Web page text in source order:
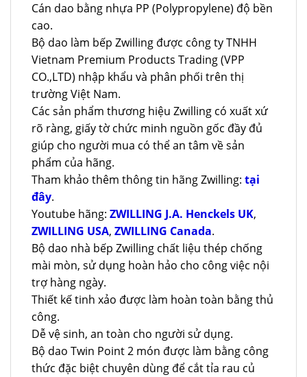
Cán dao bằng nhựa PP (Polypropylene) độ bền
cao.
Bộ dao làm bếp Zwilling được công ty TNHH
Vietnam Premium Products Trading (VPP
CO.,LTD) nhập khẩu và phân phối trên thị
trường Việt Nam.
Các sản phẩm thương hiệu Zwilling có xuất xứ
rõ ràng, giấy tờ chức minh nguồn gốc đầy đủ
giúp cho người mua có thể an tâm về sản
phẩm của hãng.
Tham khảo thêm thông tin hãng Zwilling: tại
đây.
Youtube hãng: ZWILLING J.A. Henckels UK,
ZWILLING USA, ZWILLING Canada.
Bộ dao nhà bếp Zwilling chất liệu thép chống
mài mòn, sử dụng hoàn hảo cho công việc nội
trợ hàng ngày.
Thiết kế tinh xảo được làm hoàn toàn bằng thủ
công.
Dễ vệ sinh, an toàn cho người sử dụng.
Bộ dao Twin Point 2 món được làm bằng công
thức đặc biệt chuyên dùng để cắt tỉa rau củ